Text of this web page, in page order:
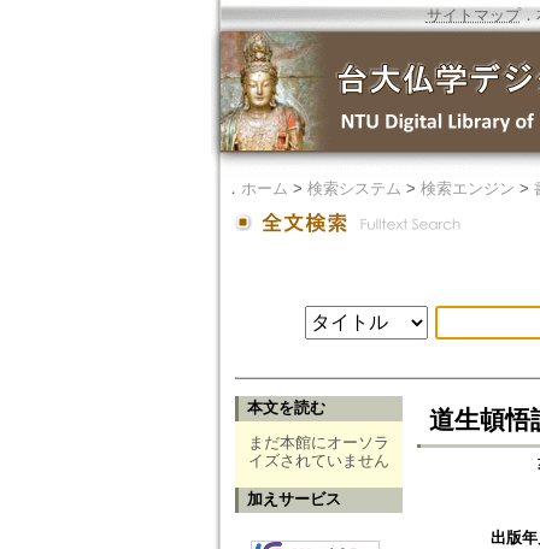
サイトマップ．
． ホーム > 検索システム > 検索エンジン >
本文を読む
まだ本館にオーソラ
イズされていません
加えサービス
道生頓悟
出版